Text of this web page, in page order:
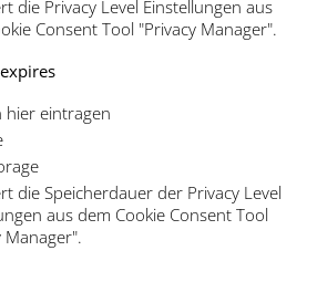
die Privacy Level Einstellungen aus
Consent Tool "Privacy Manager".
hier eintragen
die Speicherdauer der Privacy Level
aus dem Cookie Consent Tool
Manager".